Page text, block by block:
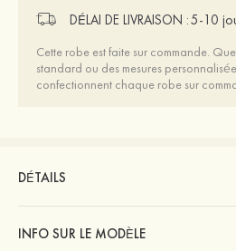
DÉLAI DE LIVRAISON :5-10
Cette robe est faite sur commande.
standard ou des mesures
confectionnent chaque robe sur
DÉTAILS
INFO SUR LE MODÈLE